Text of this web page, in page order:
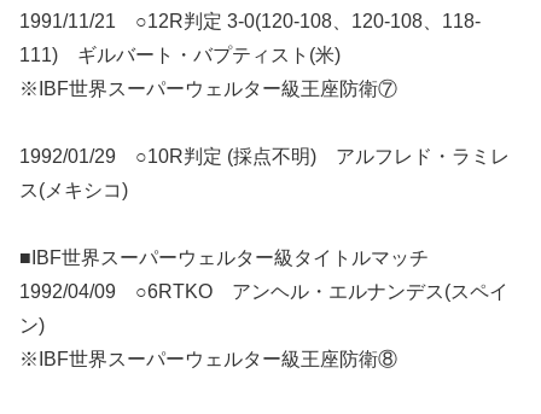
1991/11/21 ○12R判定 3-0(120-108、120-108、118-
111) ギルバート・バプティスト(米)
※IBF世界スーパーウェルター級王座防衛⑦
1992/01/29 ○10R判定 (採点不明) アルフレド・ラミレ
ス(メキシコ)
■IBF世界スーパーウェルター級タイトルマッチ
1992/04/09 ○6RTKO アンヘル・エルナンデス(スペイ
ン)
※IBF世界スーパーウェルター級王座防衛⑧